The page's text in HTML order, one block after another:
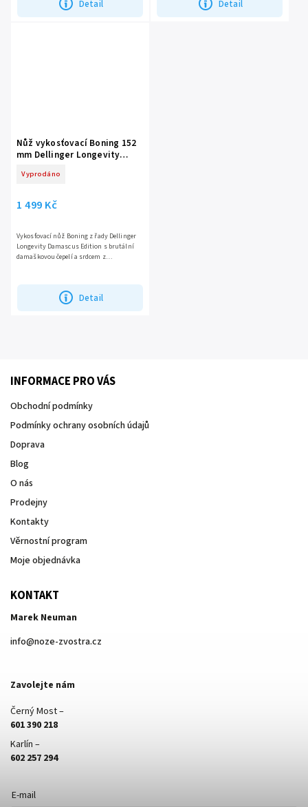
Detail Detail
Nůž vykosťovací Boning 152
mm Dellinger Longevity
Vyprodáno
1 499 Kč
Detail
Vykosťovací nůž Boning z řady Dellinger
Longevity Damascus Edition s brutální
damaškovou čepelí a srdcem z
INFORMACE PRO VÁS
Obchodní podmínky
Podmínky ochrany osobních údajů
Doprava
Blog
O nás
Prodejny
Kontakty
Věrnostní program
Moje objednávka
KONTAKT
Marek Neuman
info@noze-zvostra.cz
Zavolejte nám
Černý Most –
601 390 218
Karlín –
602 257 294
E-mail